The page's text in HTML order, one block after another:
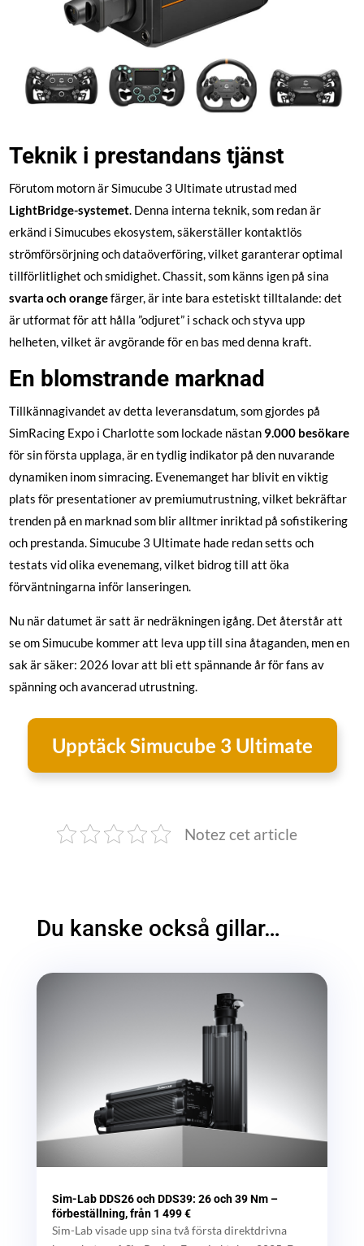
Teknik i prestandans tjänst
Förutom motorn är Simucube 3 Ultimate utrustad med
LightBridge-systemet. Denna interna teknik, som redan är
erkänd i Simucubes ekosystem, säkerställer kontaktlös
strömförsörjning och dataöverföring, vilket garanterar optimal
tillförlitlighet och smidighet. Chassit, som känns igen på sina
svarta och orangefärger, är inte bara estetiskt tilltalande: det
är utformat för att hålla ”odjuret” i schack och styva upp
helheten, vilket är avgörande för en bas med denna kraft.
En blomstrande marknad
Tillkännagivandet av detta leveransdatum, som gjordes på
SimRacing Expo i Charlotte som lockade nästan 9.000 besökare
för sin första upplaga, är en tydlig indikator på den nuvarande
dynamiken inom simracing. Evenemanget har blivit en viktig
plats för presentationer av premiumutrustning, vilket bekräftar
trenden på en marknad som blir alltmer inriktad på sofistikering
och prestanda. Simucube 3 Ultimate hade redan setts och
testats vid olika evenemang, vilket bidrog till att öka
förväntningarna inför lanseringen.
Nu när datumet är satt är nedräkningen igång. Det återstår att
se om Simucube kommer att leva upp till sina åtaganden, men en
sak är säker: 2026 lovar att bli ett spännande år för fans av
spänning och avancerad utrustning.
Upptäck Simucube 3 Ultimate
Notez cet article
Du kanske också gillar…
Sim-Lab DDS26 och DDS39: 26 och 39 Nm –
förbeställning, från 1 499 €
Sim-Lab visade upp sina två första direktdrivna